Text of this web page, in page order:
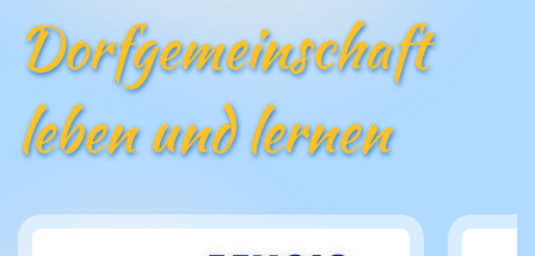
Dorfgemeinschaft
leben und lernen